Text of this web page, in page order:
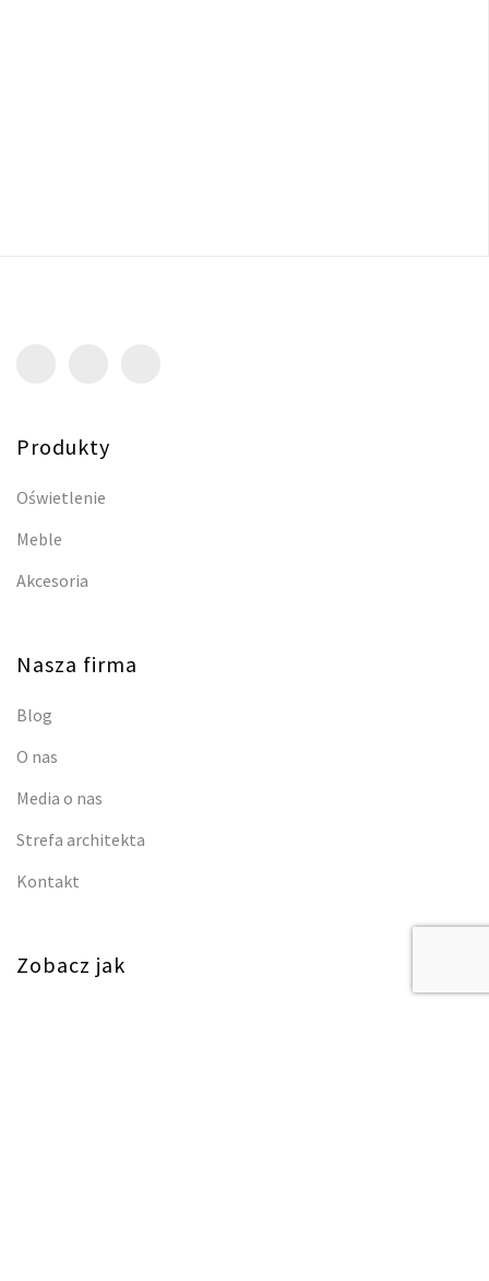
Produkty
Oświetlenie
Meble
Akcesoria
Nasza firma
Blog
O nas
Media o nas
Strefa architekta
Kontakt
Zobacz jak